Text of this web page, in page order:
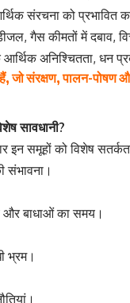
संरचना को प्रभावित
गैस कीमतों में दबाव,
आर्थिक अनिश्चितता, धन
जो संरक्षण, पालन-
सावधानी?
इन समूहों को विशेष
संभावना।
और बाधाओं का समय।
भ्रम।